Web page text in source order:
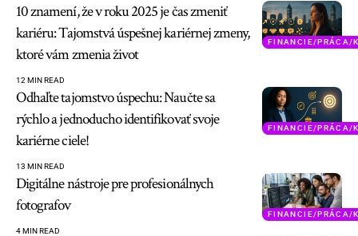
FINANCIE/PRÁCA/
10 znamení, že v roku 2025 je čas zmeniť
kariéru: Tajomstvá úspešnej kariérnej zmeny,
ktoré vám zmenia život
12 MIN READ
FINANCIE/PRÁCA/
Odhaľte tajomstvo úspechu: Naučte sa
rýchlo a jednoducho identifikovať svoje
kariérne ciele!
13 MIN READ
FINANCIE/PRÁCA/
Digitálne nástroje pre profesionálnych
fotografov
4 MIN READ